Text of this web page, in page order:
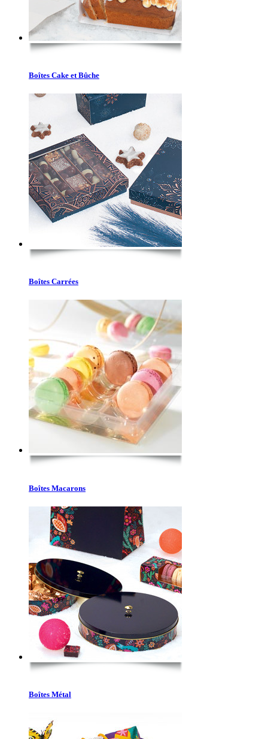
Boîtes Cake et Bûche
Boîtes Carrées
Boîtes Macarons
Boîtes Métal